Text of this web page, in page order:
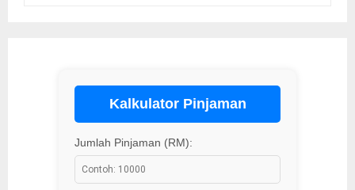
Kalkulator Pinjaman
Jumlah Pinjaman (RM):